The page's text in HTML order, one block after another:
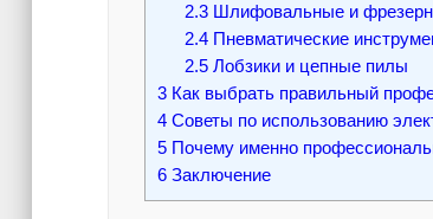
2.3 Шлифовальные и
2.4 Пневматические
2.5 Лобзики и цепные пилы
3 Как выбрать правильный
4 Советы по использованию
5 Почему именно
6 Заключение